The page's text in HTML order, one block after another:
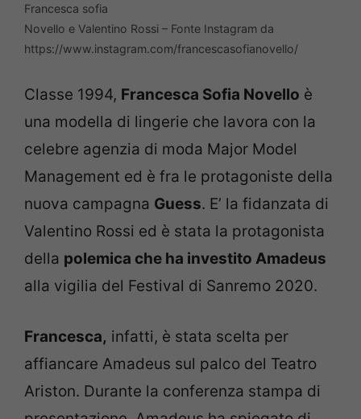
Francesca sofia
Novello e Valentino Rossi – Fonte Instagram da
https://www.instagram.com/francescasofianovello/
Classe 1994, Francesca Sofia Novello è
una modella di lingerie che lavora con la
celebre agenzia di moda Major Model
Management ed è fra le protagoniste della
nuova campagna Guess. E’ la fidanzata di
Valentino Rossi ed è stata la protagonista
della polemica che ha investito Amadeus
alla vigilia del Festival di Sanremo 2020.
Francesca, infatti, è stata scelta per
affiancare Amadeus sul palco del Teatro
Ariston. Durante la conferenza stampa di